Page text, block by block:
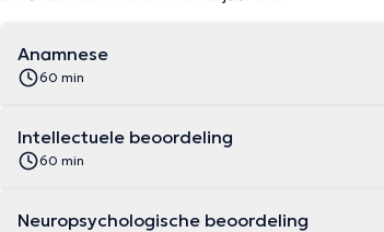
Anamnese
60 min
Intellectuele beoordeling
60 min
Neuropsychologische beoordeling